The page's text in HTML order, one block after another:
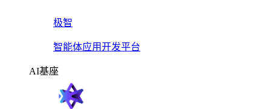
极智
智能体应用开发平台
AI基座